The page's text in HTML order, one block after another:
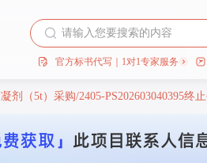
官方标书代写｜1对1专家服务
剂（5t）采购/2405-PS202603040395终